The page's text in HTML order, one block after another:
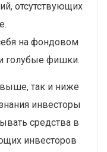
отсутствующих
на фондовом
голубые фишки.
так и ниже
инвесторы
средства в
инвесторов